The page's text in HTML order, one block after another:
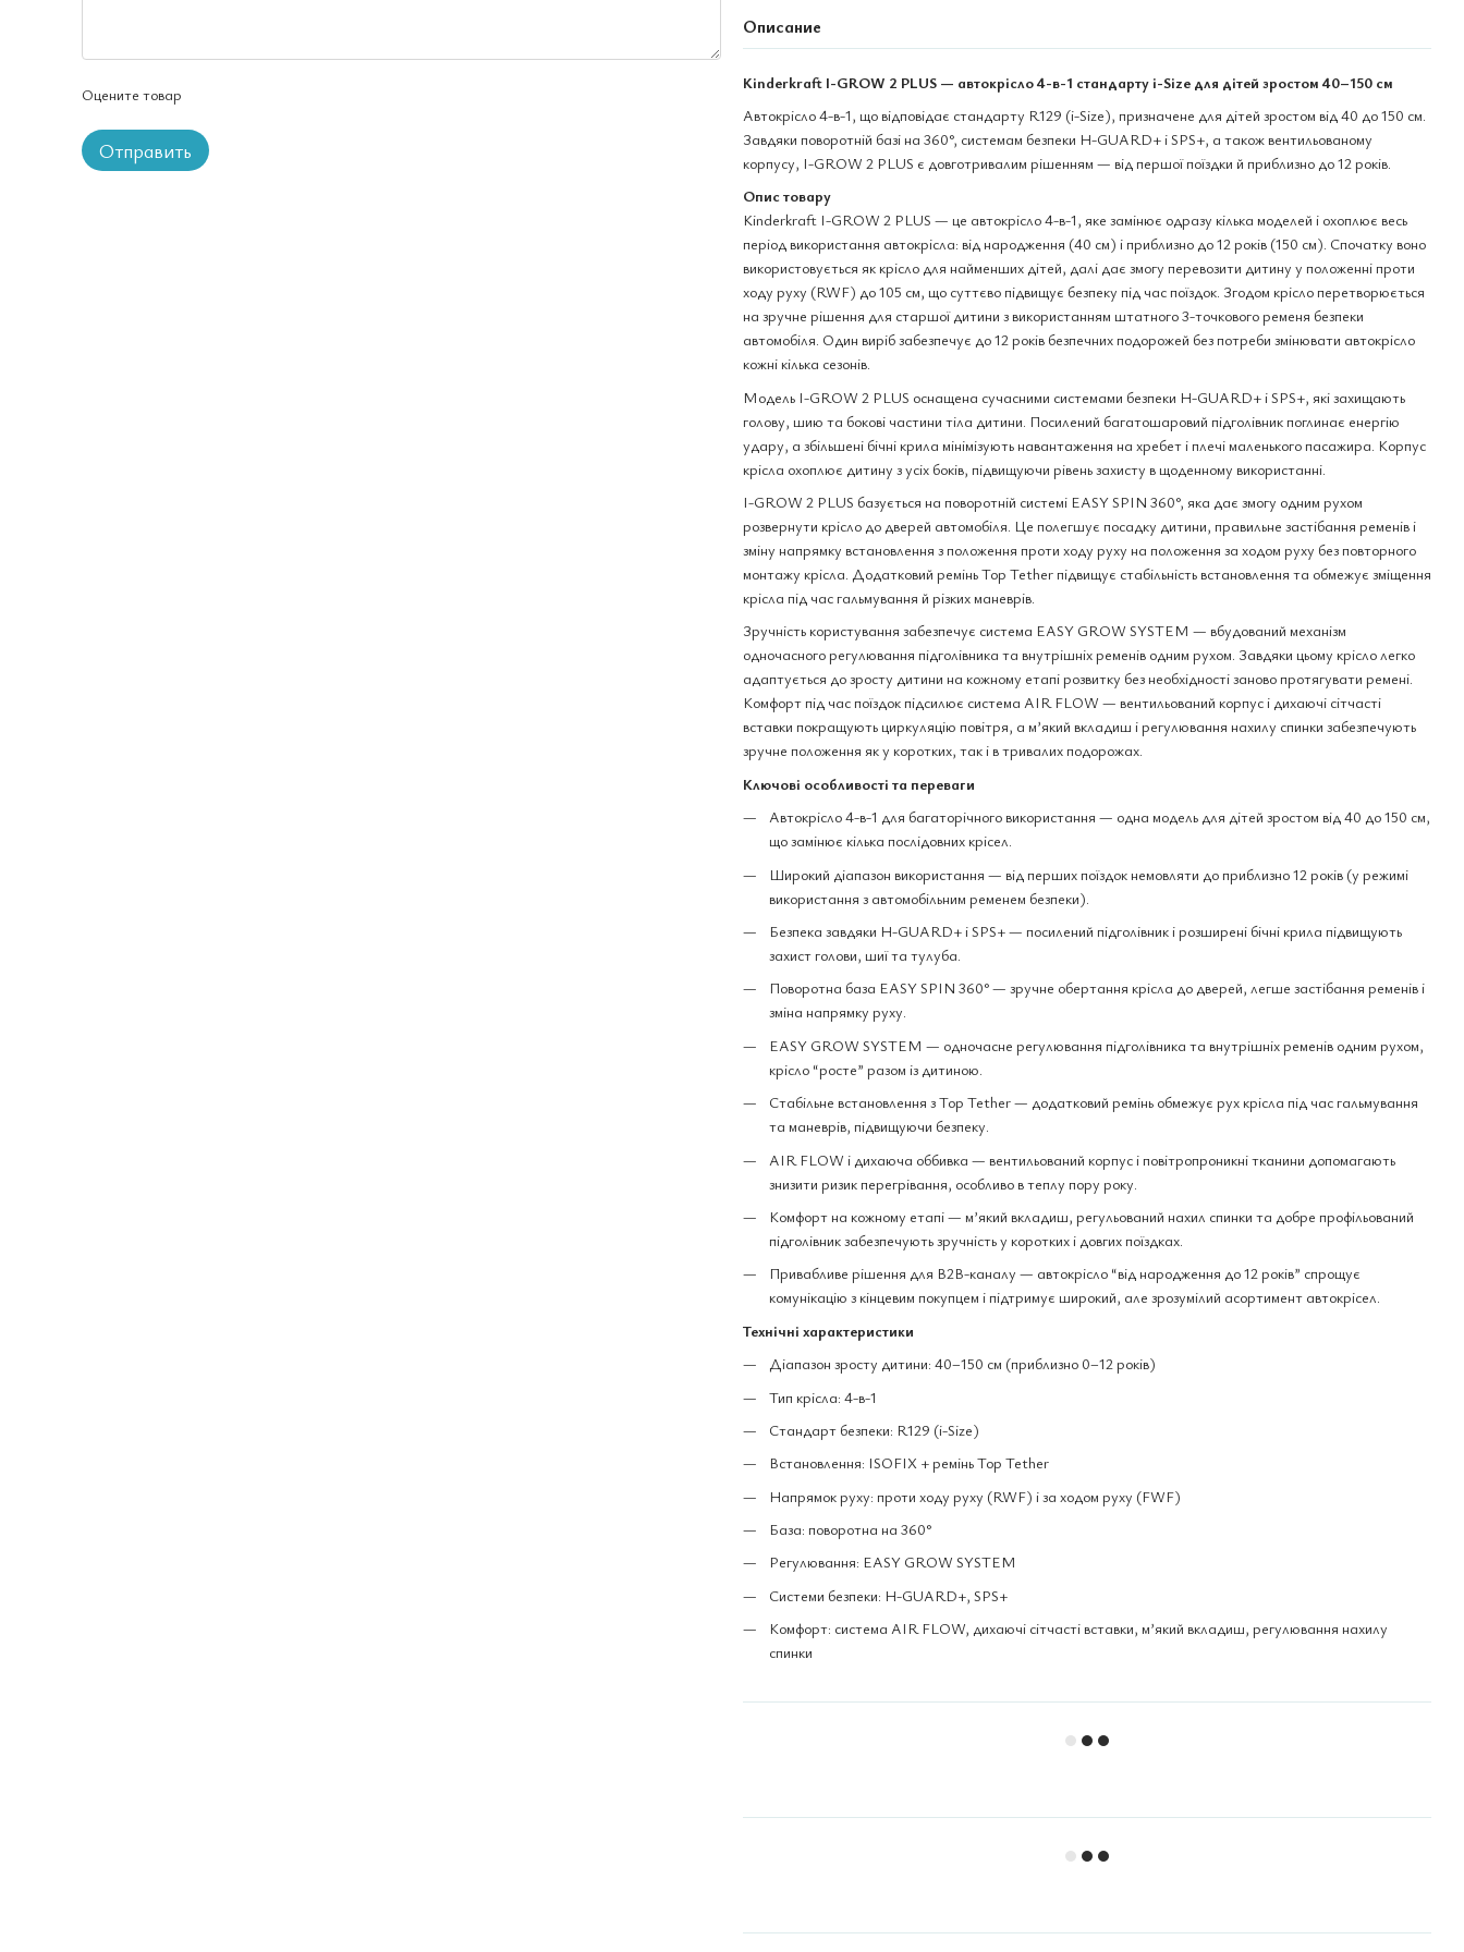
Оцените товар
Отправить
Описание
Kinderkraft I-GROW 2 PLUS — автокрісло 4-в-1 стандарту i-Size для дітей зростом 40–150 см
Автокрісло 4-в-1, що відповідає стандарту R129 (i-Size), призначене для дітей зростом від 40 до 150 см.
Завдяки поворотній базі на 360°, системам безпеки H-GUARD+ і SPS+, а також вентильованому
корпусу, I-GROW 2 PLUS є довготривалим рішенням — від першої поїздки й приблизно до 12 років.
Опис товару
Kinderkraft I-GROW 2 PLUS — це автокрісло 4-в-1, яке замінює одразу кілька моделей і охоплює весь
період використання автокрісла: від народження (40 см) і приблизно до 12 років (150 см). Спочатку воно
використовується як крісло для найменших дітей, далі дає змогу перевозити дитину у положенні проти
ходу руху (RWF) до 105 см, що суттєво підвищує безпеку під час поїздок. Згодом крісло перетворюється
на зручне рішення для старшої дитини з використанням штатного 3-точкового ременя безпеки
автомобіля. Один виріб забезпечує до 12 років безпечних подорожей без потреби змінювати автокрісло
кожні кілька сезонів.
Модель I-GROW 2 PLUS оснащена сучасними системами безпеки H-GUARD+ і SPS+, які захищають
голову, шию та бокові частини тіла дитини. Посилений багатошаровий підголівник поглинає енергію
удару, а збільшені бічні крила мінімізують навантаження на хребет і плечі маленького пасажира. Корпус
крісла охоплює дитину з усіх боків, підвищуючи рівень захисту в щоденному використанні.
I-GROW 2 PLUS базується на поворотній системі EASY SPIN 360°, яка дає змогу одним рухом
розвернути крісло до дверей автомобіля. Це полегшує посадку дитини, правильне застібання ременів і
зміну напрямку встановлення з положення проти ходу руху на положення за ходом руху без повторного
монтажу крісла. Додатковий ремінь Top Tether підвищує стабільність встановлення та обмежує зміщення
крісла під час гальмування й різких маневрів.
Зручність користування забезпечує система EASY GROW SYSTEM — вбудований механізм
одночасного регулювання підголівника та внутрішніх ременів одним рухом. Завдяки цьому крісло легко
адаптується до зросту дитини на кожному етапі розвитку без необхідності заново протягувати ремені.
Комфорт під час поїздок підсилює система AIR FLOW — вентильований корпус і дихаючі сітчасті
вставки покращують циркуляцію повітря, а м’який вкладиш і регулювання нахилу спинки забезпечують
зручне положення як у коротких, так і в тривалих подорожах.
Ключові особливості та переваги
Автокрісло 4-в-1 для багаторічного використання — одна модель для дітей зростом від 40 до 150 см,
що замінює кілька послідовних крісел.
Широкий діапазон використання — від перших поїздок немовляти до приблизно 12 років (у режимі
використання з автомобільним ременем безпеки).
Безпека завдяки H-GUARD+ і SPS+ — посилений підголівник і розширені бічні крила підвищують
захист голови, шиї та тулуба.
Поворотна база EASY SPIN 360° — зручне обертання крісла до дверей, легше застібання ременів і
зміна напрямку руху.
EASY GROW SYSTEM — одночасне регулювання підголівника та внутрішніх ременів одним рухом,
крісло “росте” разом із дитиною.
Стабільне встановлення з Top Tether — додатковий ремінь обмежує рух крісла під час гальмування
та маневрів, підвищуючи безпеку.
AIR FLOW і дихаюча оббивка — вентильований корпус і повітропроникні тканини допомагають
знизити ризик перегрівання, особливо в теплу пору року.
Комфорт на кожному етапі — м’який вкладиш, регульований нахил спинки та добре профільований
підголівник забезпечують зручність у коротких і довгих поїздках.
Привабливе рішення для B2B-каналу — автокрісло “від народження до 12 років” спрощує
комунікацію з кінцевим покупцем і підтримує широкий, але зрозумілий асортимент автокрісел.
Технічні характеристики
Діапазон зросту дитини: 40–150 см (приблизно 0–12 років)
Тип крісла: 4-в-1
Стандарт безпеки: R129 (i-Size)
Встановлення: ISOFIX + ремінь Top Tether
Напрямок руху: проти ходу руху (RWF) і за ходом руху (FWF)
База: поворотна на 360°
Регулювання: EASY GROW SYSTEM
Системи безпеки: H-GUARD+, SPS+
Комфорт: система AIR FLOW, дихаючі сітчасті вставки, м’який вкладиш, регулювання нахилу
спинки